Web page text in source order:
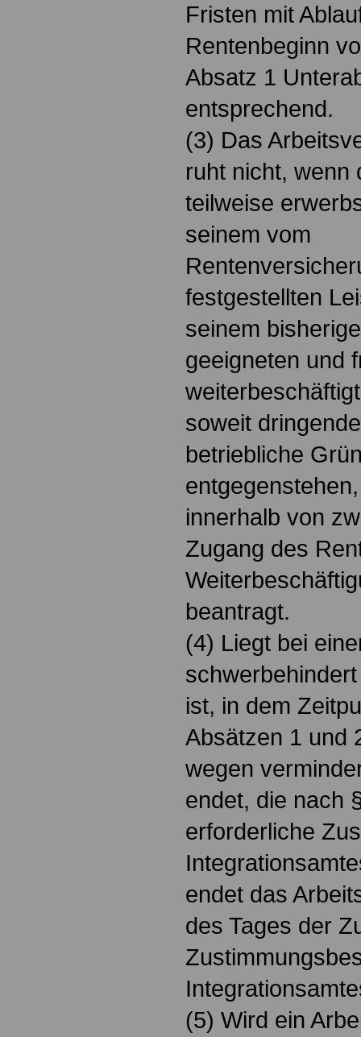
Fristen mit
Rentenbeginn
Absatz 1
entsprechend.
(3) Das
ruht nicht, wenn
teilweise
seinem vom
festgestellten
seinem
geeigneten und
soweit
betriebliche
innerhalb von
Zugang des
beantragt.
(4) Liegt bei
ist, in dem
Absätzen 1 und
wegen
endet, die nach
erforderliche
endet das
des Tages der
(5) Wird ein